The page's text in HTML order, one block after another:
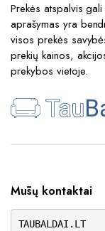
Prekės atspalvis
aprašymas yra
visos prekės
prekių kainos,
prekybos vietoje.
Mūsų kontaktai
TAUBALDAI.LT